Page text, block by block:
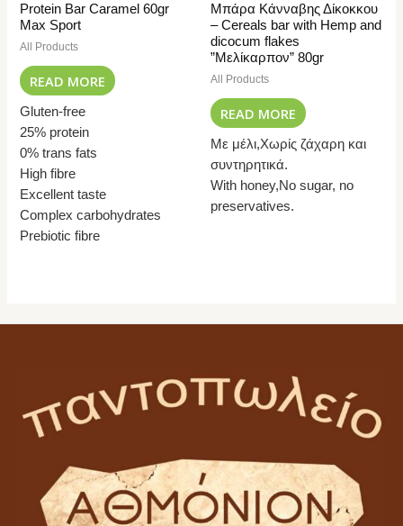
Protein Bar Caramel 60gr
Max Sport
All Products
READ MORE
Gluten-free
25% protein
0% trans fats
High fibre
Excellent taste
Complex carbohydrates
Prebiotic fibre
Μπάρα Κάνναβης Δίκοκκου
– Cereals bar with Hemp and
dicocum flakes
”Μελίκαρπον” 80gr
All Products
READ MORE
Με μέλι,Χωρίς ζάχαρη και
συντηρητικά.
With honey,No sugar, no
preservatives.